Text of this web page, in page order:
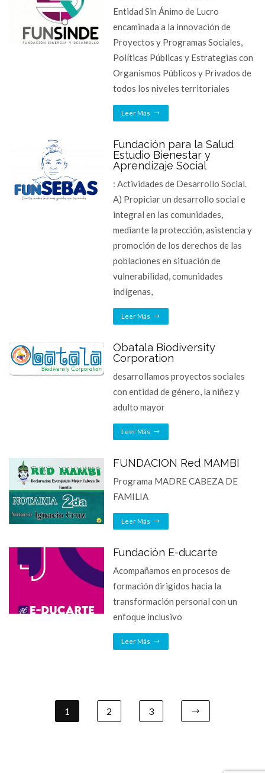
Entidad Sin Ánimo de Lucro
encaminada a la innovación de
Proyectos y Programas Sociales,
Políticas Públicas y Estrategias con
Organismos Públicos y Privados de
todos los niveles territoriales
Leer Más
Fundación para la Salud
Estudio Bienestar y
Aprendizaje Social
: Actividades de Desarrollo Social.
A) Propiciar un desarrollo social e
integral en las comunidades,
mediante la protección, asistencia y
promoción de los derechos de las
poblaciones en situación de
vulnerabilidad, comunidades
indígenas,
Leer Más
Obatala Biodiversity
Corporation
desarrollamos proyectos sociales
con entidad de género, la niñez y
adulto mayor
Leer Más
FUNDACION Red MAMBI
Programa MADRE CABEZA DE
FAMILIA
Leer Más
Fundación E-ducarte
Acompañamos en procesos de
formación dirigidos hacia la
transformación personal con un
enfoque inclusivo
Leer Más
1 2 3